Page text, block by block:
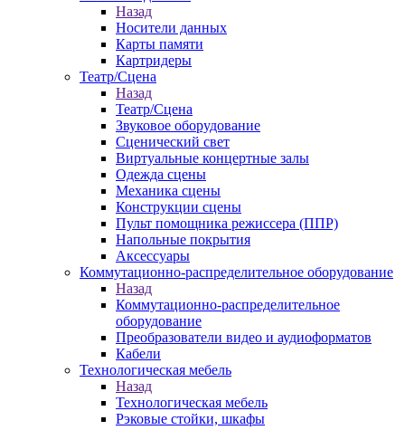
Назад
Носители данных
Карты памяти
Картридеры
Театр/Сцена
Назад
Театр/Сцена
Звуковое оборудование
Сценический свет
Виртуальные концертные залы
Одежда сцены
Механика сцены
Конструкции сцены
Пульт помощника режиссера (ППР)
Напольные покрытия
Аксессуары
Коммутационно-распределительное оборудование
Назад
Коммутационно-распределительное
оборудование
Преобразователи видео и аудиоформатов
Кабели
Технологическая мебель
Назад
Технологическая мебель
Рэковые стойки, шкафы